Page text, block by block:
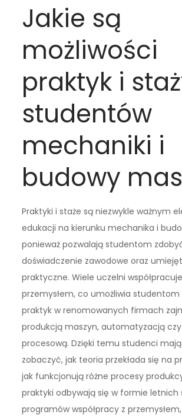
Jakie są
możliwości
praktyk i
studentów
mechaniki i
budowy
Praktyki i staże są niezwykle ważnym
edukacji na kierunku mechanika i
ponieważ pozwalają studentom
doświadczenie zawodowe oraz
praktyczne. Wiele uczelni
przemysłem, co umożliwia
praktyk w renomowanych firmach
produkcją maszyn, automatyzacją
procesową. Dzięki temu studenci
zobaczyć, jak teoria przekłada się na
jak funkcjonują różne procesy
praktyki odbywają się w formie letnich
programów współpracy z